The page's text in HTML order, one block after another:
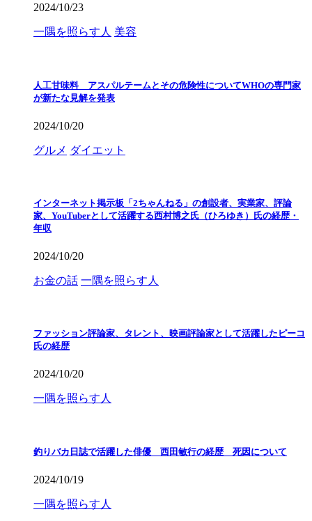
2024/10/23
一隅を照らす人 美容
人工甘味料 アスパルテームとその危険性についてWHOの専門家
が新たな見解を発表
2024/10/20
グルメ ダイエット
インターネット掲示板「2ちゃんねる」の創設者、実業家、評論
家、YouTuberとして活躍する西村博之氏（ひろゆき）氏の経歴・
年収
2024/10/20
お金の話 一隅を照らす人
ファッション評論家、タレント、映画評論家として活躍したピーコ
氏の経歴
2024/10/20
一隅を照らす人
釣りバカ日誌で活躍した俳優 西田敏行の経歴 死因について
2024/10/19
一隅を照らす人